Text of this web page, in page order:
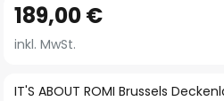
Anfang
der
springen
IT'S ABOUT ROMI Brussels
189,00 €
inkl. MwSt.